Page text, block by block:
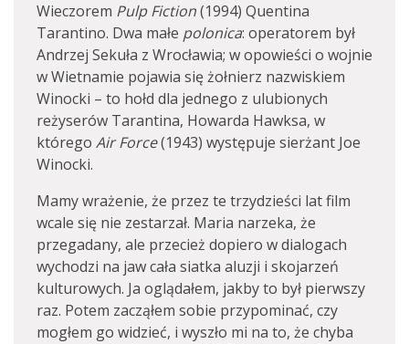
Wieczorem Pulp Fiction(1994) Quentina
Tarantino. Dwa małe polonica: operatorem był
Andrzej Sekuła z Wrocławia; w opowieści o wojnie
w Wietnamie pojawia się żołnierz nazwiskiem
Winocki – to hołd dla jednego z ulubionych
reżyserów Tarantina, Howarda Hawksa, w
którego Air Force(1943) występuje sierżant Joe
Winocki.
Mamy wrażenie, że przez te trzydzieści lat film
wcale się nie zestarzał. Maria narzeka, że
przegadany, ale przecież dopiero w dialogach
wychodzi na jaw cała siatka aluzji i skojarzeń
kulturowych. Ja oglądałem, jakby to był pierwszy
raz. Potem zacząłem sobie przypominać, czy
mogłem go widzieć, i wyszło mi na to, że chyba